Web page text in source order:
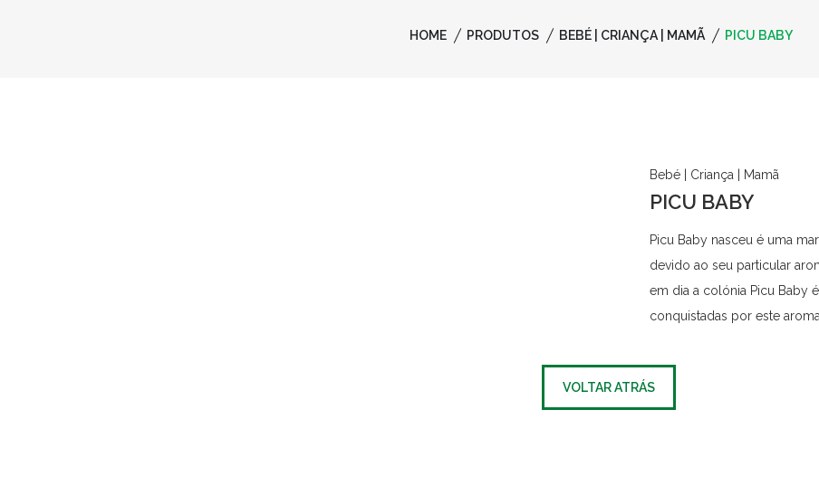
HOME PRODUTOS BEBÉ | CRIANÇA | MAMÃ PICU BABY
Bebé | Criança | Mamã
PICU BABY
Picu Baby nasceu é uma
devido ao seu particular
em dia a colónia Picu Baby
conquistadas por este
VOLTAR ATRÁS